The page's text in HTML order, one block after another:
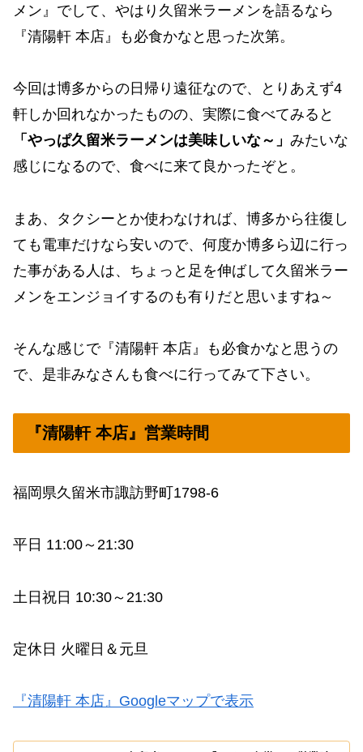
メン』でして、やはり久留米ラーメンを語るなら
『清陽軒 本店』も必食かなと思った次第。
今回は博多からの日帰り遠征なので、とりあえず4
軒しか回れなかったものの、実際に食べてみると
「やっぱ久留米ラーメンは美味しいな～」 みたいな
感じになるので、食べに来て良かったぞと。
まあ、タクシーとか使わなければ、博多から往復し
ても電車だけなら安いので、何度か博多ら辺に行っ
た事がある人は、ちょっと足を伸ばして久留米ラー
メンをエンジョイするのも有りだと思いますね～
そんな感じで『清陽軒 本店』も必食かなと思うの
で、是非みなさんも食べに行ってみて下さい。
『清陽軒 本店』営業時間
福岡県久留米市諏訪野町1798-6
平日 11:00～21:30
土日祝日 10:30～21:30
定休日 火曜日＆元旦
『清陽軒 本店』Googleマップで表示